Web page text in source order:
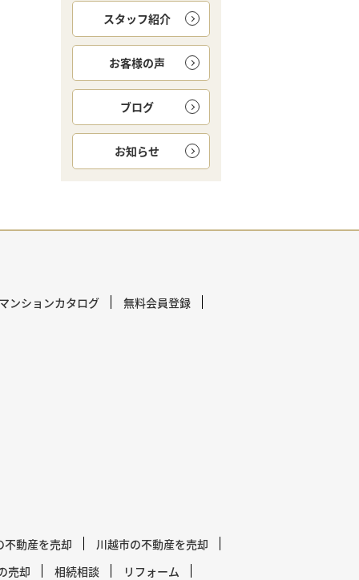
スタッフ紹介
お客様の声
ブログ
お知らせ
ンションカタログ 無料会員登録
不動産を売却
川越市の不動産を売却
売却
相続相談 リフォーム